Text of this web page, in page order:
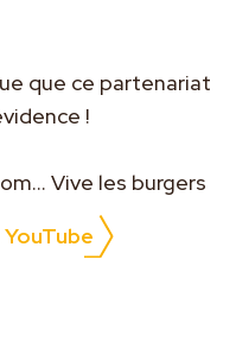
que ce partenariat
!
Vive les burgers